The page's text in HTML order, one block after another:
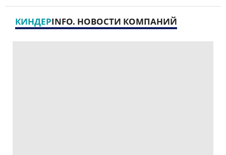
КИНДЕРINFO. НОВОСТИ КОМПАНИЙ